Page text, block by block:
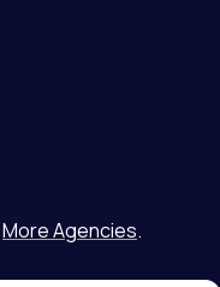
More Agencies.